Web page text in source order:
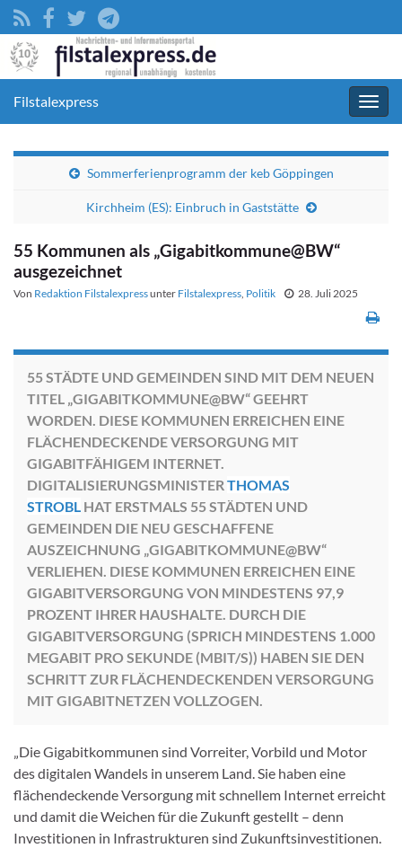
Filstalexpress
Sommerferienprogramm der keb Göppingen
Kirchheim (ES): Einbruch in Gaststätte
55 Kommunen als „Gigabitkommune@BW“
ausgezeichnet
Von Redaktion Filstalexpressunter Filstalexpress, Politik 28. Juli 2025
55 STÄDTE UND GEMEINDEN SIND MIT DEM NEUEN
TITEL „GIGABITKOMMUNE@BW“ GEEHRT
WORDEN. DIESE KOMMUNEN ERREICHEN EINE
FLÄCHENDECKENDE VERSORGUNG MIT
GIGABITFÄHIGEM INTERNET.
DIGITALISIERUNGSMINISTERTHOMAS
STROBL HAT ERSTMALS 55 STÄDTEN UND
GEMEINDEN DIE NEU GESCHAFFENE
AUSZEICHNUNG „GIGABITKOMMUNE@BW“
VERLIEHEN. DIESE KOMMUNEN ERREICHEN EINE
GIGABITVERSORGUNG VON MINDESTENS 97,9
PROZENT IHRER HAUSHALTE. DURCH DIE
GIGABITVERSORGUNG (SPRICH MINDESTENS 1.000
MEGABIT PRO SEKUNDE (MBIT/S)) HABEN SIE DEN
SCHRITT ZUR FLÄCHENDECKENDEN VERSORGUNG
MIT GIGABITNETZEN VOLLZOGEN.
„Die Gigabitkommunen sind Vorreiter, Vorbild und Motor
des digitalen Wandels in unserem Land. Sie haben eine
flächendeckende Versorgung mit schnellem Internet erreicht
und damit die Weichen für die Zukunft gestellt – denn
Investitionen in Infrastrukturen sind Zukunftsinvestitionen.